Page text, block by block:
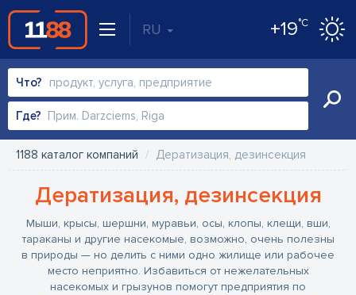
RU +19°C
Что?
Где?
1188 каталог компаний Дератизация, дезинсекция
Дератизация, дезинсекция
Мыши, крысы, шершни, муравьи, осы, клопы, клещи, вши,
тараканы и другие насекомые, возможно, очень полезны
в природы — но делить с ними одно жилище или рабочее
место неприятно. Избавиться от нежелательных
насекомых и грызунов помогут предприятия по